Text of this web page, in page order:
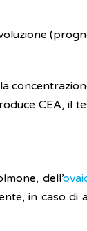
CEA, il
dell’
in caso di